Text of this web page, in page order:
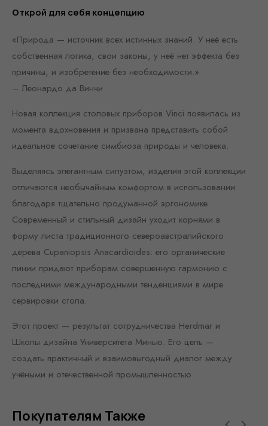
Открой для себя концепцию
«Природа — источник всех истинных знаний. У неё есть
собственная логика, свои законы, у неё нет эффекта без
причины, и изобретение без необходимости.»
– Леонардо да Винчи
Новая коллекция столовых приборов Vinci появилась из
момента вдохновения и призвана представить собой
идеальное сочетание симбиоза природы и человека.
Выделяясь элегантным силуэтом, изделия этой коллекции
отличаются необычайным комфортом в использовании
благодаря тщательно продуманной эргономике.
Современный и стильный дизайн уходит корнями в
форму листа традиционного североавстралийского
дерева Cupaniopsis Anacardioides: его органические
линии придают приборам совершенную гармонию с
последними международными тенденциями в мире
сервировки стола.
Этот проект — результат сотрудничества Herdmar и
Школы дизайна Университета Минью. Его цель —
создать практичный и взаимовыгодный диалог между
учёными и отечественной промышленностью.
Покупателям Также